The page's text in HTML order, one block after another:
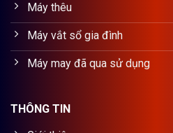
Máy thêu
Máy vắt sổ gia đình
Máy may đã qua sử dụng
THÔNG TIN